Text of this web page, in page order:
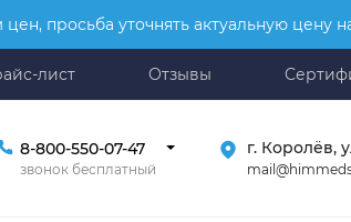
просьба уточнять актуальную цену
лист Отзывы
8-800-550-07-47
звонок бесплатный
г. Королёв,